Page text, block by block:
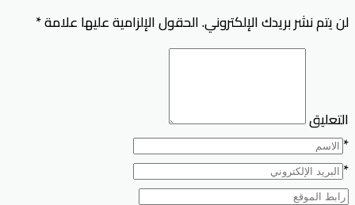
لن يتم نشر بريدك الإلكتروني.الحقول الإلزامية عليها علامة*
التعليق
*
*